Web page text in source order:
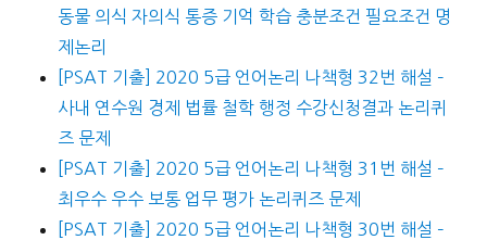
동물 의식 자의식 통증 기억 학습 충분조건 필요조건 명
제논리
[PSAT 기출] 2020 5급 언어논리 나책형 32번 해설 –
사내 연수원 경제 법률 철학 행정 수강신청결과 논리퀴
즈 문제
[PSAT 기출] 2020 5급 언어논리 나책형 31번 해설 –
최우수 우수 보통 업무 평가 논리퀴즈 문제
[PSAT 기출] 2020 5급 언어논리 나책형 30번 해설 –